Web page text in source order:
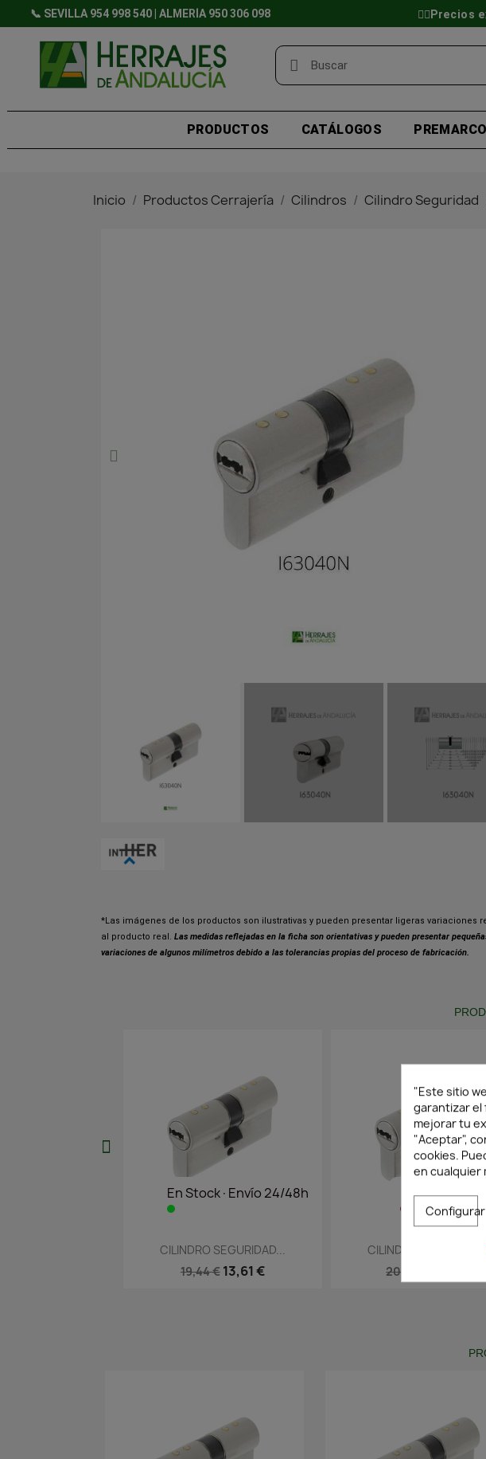
📞 SEVILLA 954 998 540 | ALMERÍA 950 306 098 👷‍♂️Precios
PRODUCTOS CATÁLOGOS
Inicio Productos Cerrajería Cilindros Cilindro Seguridad
*Las imágenes de los productos son ilustrativas y pueden presentar ligeras variaciones
al producto real. Las medidas reflejadas en la ficha son orientativas y pueden presentar
variaciones de algunos milímetros debido a las tolerancias propias del proceso de fabricación.
En Stock·Envío 24/48h
Vista rápida
CILINDRO SEGURIDAD...
19,44 € 13,61 €
¡Últimas

CILINDRO
20,38 €
"Este sitio
garantizar el
mejorar tu
"Aceptar",
cookies.
en cualquier
Configurar